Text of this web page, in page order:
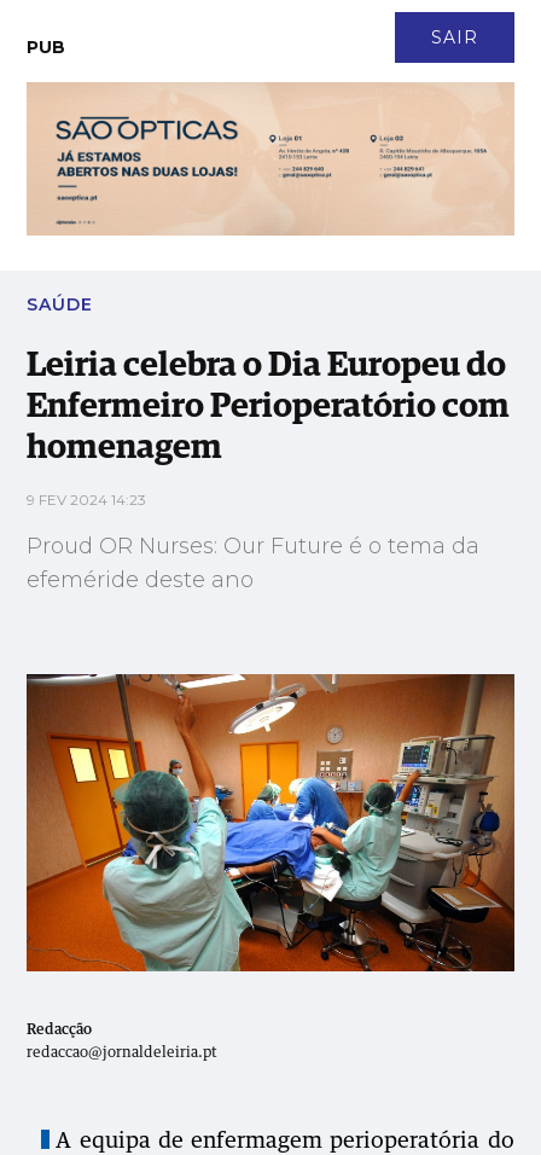
SAIR
PUB
Leiria celebra o Dia Europeu do Enfermeiro Perioperatório com
homenagem
SAÚDE
Leiria celebra o Dia Europeu do
Enfermeiro Perioperatório com
homenagem
9 FEV 2024 14:23
Proud OR Nurses: Our Future é o tema da
efeméride deste ano
Redacção
redaccao@jornaldeleiria.pt
A equipa de enfermagem perioperatória do